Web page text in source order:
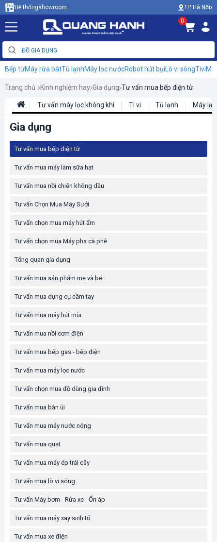
Hệ thốngshowroom TP. Hà Nội
0
Bếp từMáy rửa bátTủ lạnhMáy lọc nướcRobot hút bụiLò vi sóngTivi
Trang chủ Kinh nghiệm hay Gia dụng Tư vấn mua bếp điện từ
Tư vấn máy lọc không khí Ti vi Tủ lạnh Máy
Gia dụng
Tư vấn mua bếp điện từ
Tư vấn mua máy làm sữa hạt
Tư vấn mua nồi chiên không dầu
Tư vấn Chọn Mua Máy Sưởi
Tư vấn chọn mua máy hút ẩm
Tư vấn chọn mua Máy pha cà phê
Tổng quan gia dụng
Tư vấn mua sản phẩm mẹ và bé
Tư vấn mua dụng cụ cầm tay
Tư vấn mua máy hút mùi
Tư vấn mua nồi cơm điện
Tư vấn mua bếp gas - bếp điện
Tư vấn mua máy lọc nước
Tư vấn chọn mua đồ dùng gia đình
Tư vấn mua bàn ủi
Tư vấn mua máy nước nóng
Tư vấn mua quạt
Tư vấn mua máy ép trái cây
Tư vấn mua lò vi sóng
Tư vấn Máy bơm - Rửa xe - Ổn áp
Tư vấn mua máy xay sinh tố
Tư vấn mua xe điện